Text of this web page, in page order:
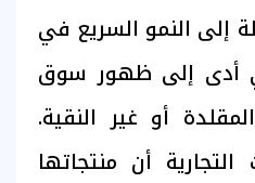
إلى النمو السريع في
أدى إلى ظهور سوق
أو غير النقية.
أن منتجاتها